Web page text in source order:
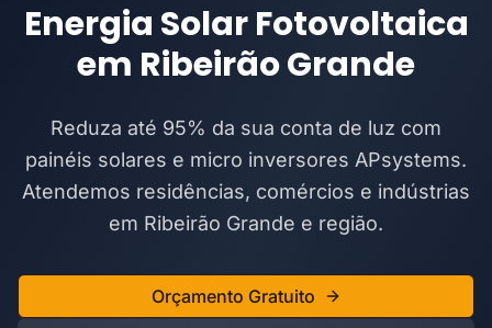
Energia Solar Fotovoltaica
em Ribeirão Grande
Reduza até 95% da sua conta de luz com
painéis solares e micro inversores APsystems.
Atendemos residências, comércios e indústrias
em Ribeirão Grande e região.
Orçamento Gratuito